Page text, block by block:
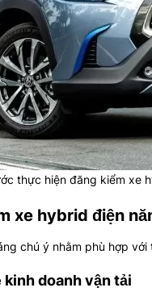
thực hiện đăng kiểm xe
xe hybrid điện
chú ý nhằm phù hợp
doanh vận tải